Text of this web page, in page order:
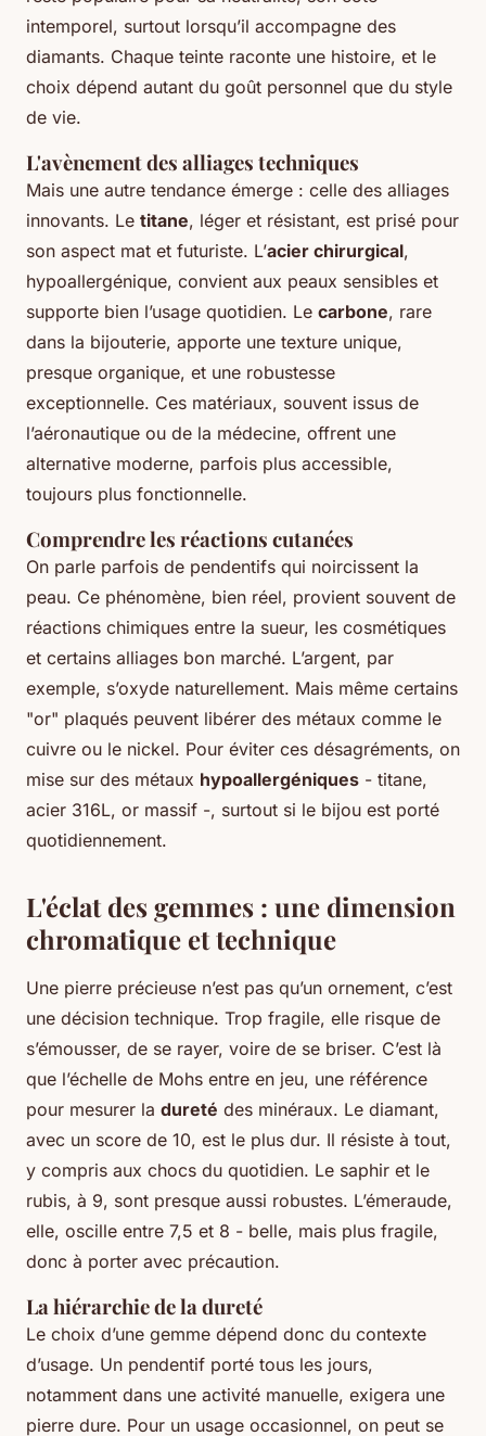
intemporel, surtout lorsqu’il accompagne des
diamants. Chaque teinte raconte une histoire, et le
choix dépend autant du goût personnel que du style
de vie.
L'avènement des alliages techniques
Mais une autre tendance émerge : celle des alliages
innovants. Le titane, léger et résistant, est prisé pour
son aspect mat et futuriste. L’acier chirurgical,
hypoallergénique, convient aux peaux sensibles et
supporte bien l’usage quotidien. Le carbone, rare
dans la bijouterie, apporte une texture unique,
presque organique, et une robustesse
exceptionnelle. Ces matériaux, souvent issus de
l’aéronautique ou de la médecine, offrent une
alternative moderne, parfois plus accessible,
toujours plus fonctionnelle.
Comprendre les réactions cutanées
On parle parfois de pendentifs qui noircissent la
peau. Ce phénomène, bien réel, provient souvent de
réactions chimiques entre la sueur, les cosmétiques
et certains alliages bon marché. L’argent, par
exemple, s’oxyde naturellement. Mais même certains
"or" plaqués peuvent libérer des métaux comme le
cuivre ou le nickel. Pour éviter ces désagréments, on
mise sur des métaux hypoallergéniques - titane,
acier 316L, or massif -, surtout si le bijou est porté
quotidiennement.
L'éclat des gemmes : une dimension
chromatique et technique
Une pierre précieuse n’est pas qu’un ornement, c’est
une décision technique. Trop fragile, elle risque de
s’émousser, de se rayer, voire de se briser. C’est là
que l’échelle de Mohs entre en jeu, une référence
pour mesurer la dureté des minéraux. Le diamant,
avec un score de 10, est le plus dur. Il résiste à tout,
y compris aux chocs du quotidien. Le saphir et le
rubis, à 9, sont presque aussi robustes. L’émeraude,
elle, oscille entre 7,5 et 8 - belle, mais plus fragile,
donc à porter avec précaution.
La hiérarchie de la dureté
Le choix d’une gemme dépend donc du contexte
d’usage. Un pendentif porté tous les jours,
notamment dans une activité manuelle, exigera une
pierre dure. Pour un usage occasionnel, on peut se